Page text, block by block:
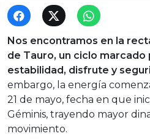
Nos encontramos en la
de Tauro, un ciclo marcado
estabilidad, disfrute y
embargo, la energía
21 de mayo, fecha en que
Géminis, trayendo mayor
movimiento.